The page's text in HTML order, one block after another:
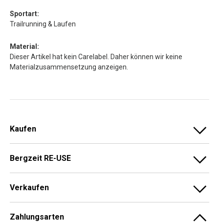
Sportart:
Trailrunning & Laufen
Material:
Dieser Artikel hat kein Carelabel. Daher können wir keine
Materialzusammensetzung anzeigen.
Kaufen
Bergzeit RE-USE
Verkaufen
Zahlungsarten